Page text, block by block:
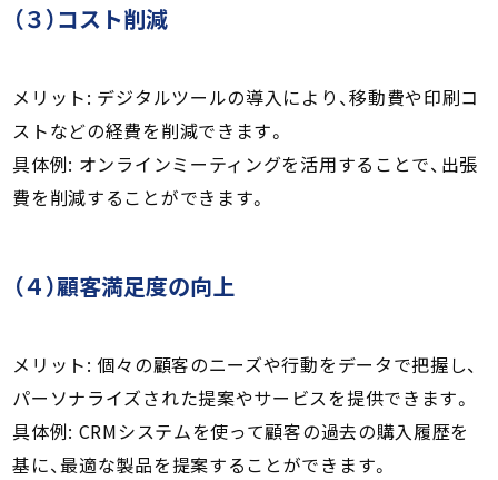
（３）コスト削減
メリット: デジタルツールの導入により、移動費や印刷コ
ストなどの経費を削減できます。
具体例: オンラインミーティングを活用することで、出張
費を削減することができます。
（４）顧客満足度の向上
メリット: 個々の顧客のニーズや行動をデータで把握し、
パーソナライズされた提案やサービスを提供できます。
具体例: CRMシステムを使って顧客の過去の購入履歴を
基に、最適な製品を提案することができます。